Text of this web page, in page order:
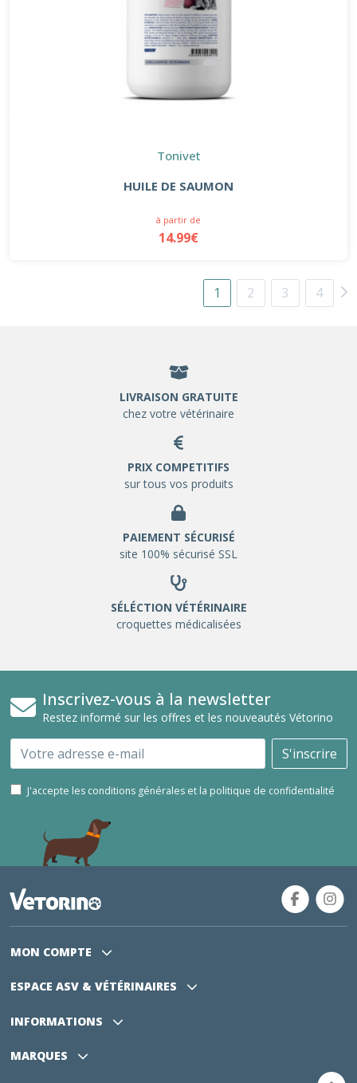
Tonivet
HUILE DE SAUMON
à partir de
14.99€
1 2 3 4
LIVRAISON GRATUITE
chez votre vétérinaire
PRIX COMPETITIFS
sur tous vos produits
PAIEMENT SÉCURISÉ
site 100% sécurisé SSL
SÉLÉCTION VÉTÉRINAIRE
croquettes médicalisées
Inscrivez-vous à la newsletter
Restez informé sur les offres et les nouveautés Vétorino
Email S'inscrire
J'accepte les conditions générales et la politique de confidentialité
MON COMPTE
ESPACE ASV & VÉTÉRINAIRES
INFORMATIONS
MARQUES